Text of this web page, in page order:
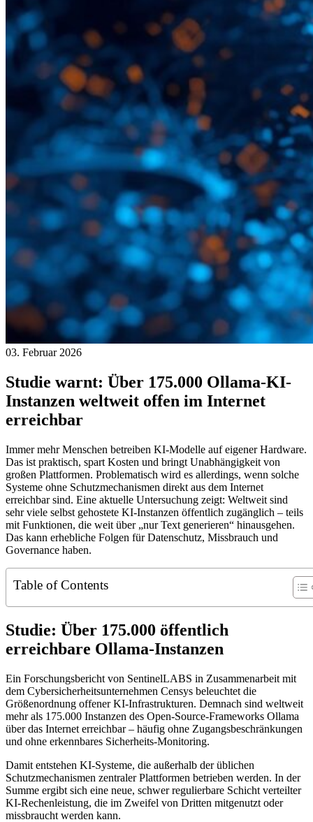
03. Februar 2026
Studie warnt: Über 175.000 Ollama-KI-
Instanzen weltweit offen im Internet
erreichbar
Immer mehr Menschen betreiben KI-Modelle auf eigener Hardware.
Das ist praktisch, spart Kosten und bringt Unabhängigkeit von
großen Plattformen. Problematisch wird es allerdings, wenn solche
Systeme ohne Schutzmechanismen direkt aus dem Internet
erreichbar sind. Eine aktuelle Untersuchung zeigt: Weltweit sind
sehr viele selbst gehostete KI-Instanzen öffentlich zugänglich – teils
mit Funktionen, die weit über „nur Text generieren“ hinausgehen.
Das kann erhebliche Folgen für Datenschutz, Missbrauch und
Governance haben.
Table of Contents
Studie: Über 175.000 öffentlich
erreichbare Ollama-Instanzen
Ein Forschungsbericht von SentinelLABS in Zusammenarbeit mit
dem Cybersicherheitsunternehmen Censys beleuchtet die
Größenordnung offener KI-Infrastrukturen. Demnach sind weltweit
mehr als 175.000 Instanzen des Open-Source-Frameworks Ollama
über das Internet erreichbar – häufig ohne Zugangsbeschränkungen
und ohne erkennbares Sicherheits-Monitoring.
Damit entstehen KI-Systeme, die außerhalb der üblichen
Schutzmechanismen zentraler Plattformen betrieben werden. In der
Summe ergibt sich eine neue, schwer regulierbare Schicht verteilter
KI-Rechenleistung, die im Zweifel von Dritten mitgenutzt oder
missbraucht werden kann.